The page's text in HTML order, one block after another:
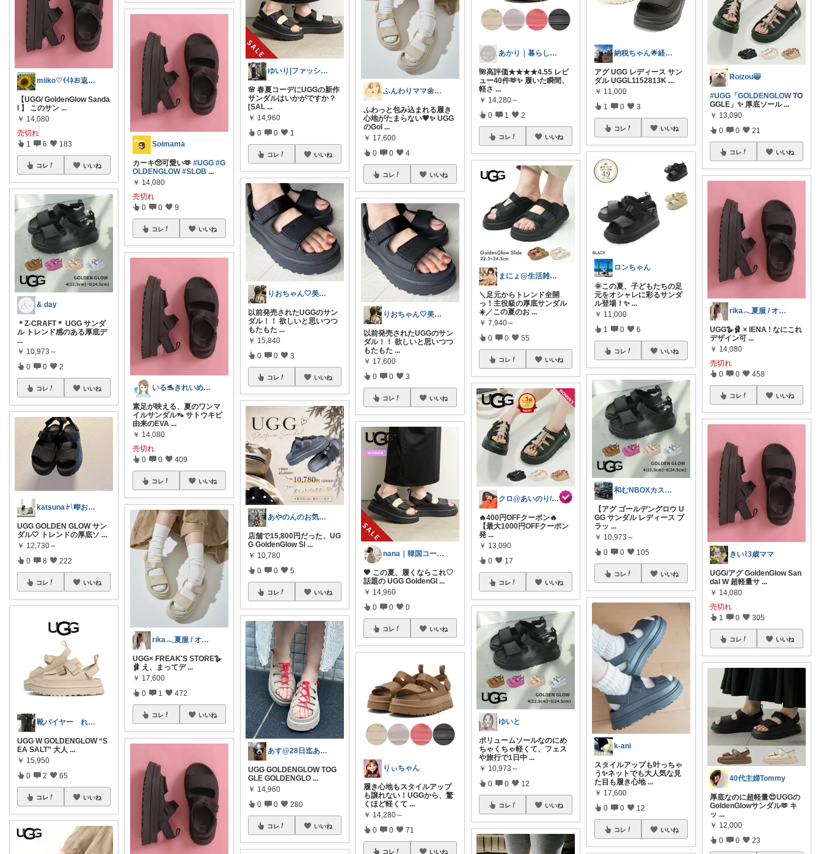
miiko♡ｲｲﾈお返し遅れ気味です🙏
【UGG/ GoldenGlow Sanda
l 】 このサン ...
￥ 14,080
売切れ
1 6 183
コレ いいね
& day
＊Z-CRAFT＊ UGG サンダ
ル トレンド感のある厚底デ
...
￥ 10,973～
0 0 2
コレ いいね
katsuna𓍯🎼お返事遅れます🐢
UGG GOLDEN GLOW サン
ダル🤍 トレンドの厚底ソ ...
￥ 12,730～
0 8 222
コレ いいね
靴バイヤー れるま
UGG W GOLDENGLOW “S
EA SALT” 大人 ...
￥ 15,950
0 2 65
コレ いいね
Soimama
カーキ🥺可愛い🫶#UGG #G
OLDENGLOW #SLOB ...
￥ 14,080
売切れ
0 0 9
コレ いいね
いる🐬きれいめカジュアル👗
素足が映える、夏のワンマ
イルサンダル👡 サトウキビ
由来のEVA ...
￥ 14,080
売切れ
0 0 409
コレ いいね
rika𓂃夏服 / オリ写𓍼
UGG× FREAK'S STORE🪿
🩰 え、まってデ ...
￥ 17,600
0 1 472
コレ いいね
ゆいり|ファッション👗
🌸 春夏コーデにUGGの新作
サンダルはいかがですか？
[SAL ...
￥ 14,960
0 0 1
コレ いいね
りおちゃん🤍美容/子育て/暮らし
以前発売されたUGGのサン
ダル！！ 欲しいと思いつつ
もたもた ...
￥ 15,840
0 0 3
コレ いいね
あやのんのお気に入り
店舗で15,800円だった、UG
G GoldenGlow Sl ...
￥ 10,780
0 0 5
コレ いいね
あす@28日迄ありがとうございます🙇‍
UGG GOLDENGLOW TOG
GLE GOLDENGLO ...
￥ 14,960
0 0 280
コレ いいね
ふんわりママ🌼0歳児ベビー👶🏻
ふわっと包み込まれる履き
心地がたまらない🤎✨ UGG
のGol ...
￥ 17,600
0 0 4
コレ いいね
りおちゃん🤍美容/子育て/暮らし
以前発売されたUGGのサン
ダル！！ 欲しいと思いつつ
もたもた ...
￥ 17,600
0 0 3
コレ いいね
nana｜韓国コーデROOM🤍
🤎 この夏、履くならこれ♡
話題の UGG GoldenGl ...
￥ 14,960
0 0 0
コレ いいね
りぃちゃん
履き心地もスタイルアップ
も譲れない！UGGから、驚
くほど軽くて ...
￥ 14,280～
0 0 71
コレ いいね
あかり｜暮らしの良品🧺✨
🌺高評価★★★★4.55 レビ
ュー40件🫶✨ 履いた瞬間、
軽さ ...
￥ 14,280～
0 1 2
コレ いいね
まにょ@生活雑貨コスメ・ファッション
＼足元からトレンド全開
っ！主役級の厚底サンダル
☀️／この夏のお ...
￥ 7,940～
0 0 55
コレ いいね
クロ@あいのり/161cm 着痩せ命
🔥400円OFFクーポン🔥
【最大1000円OFFクーポン
発 ...
￥ 13,090
0 17
コレ いいね
ゆいと
ボリュームソールなのにめ
ちゃくちゃ軽くて、フェス
や旅行で1日中 ...
￥ 10,973～
0 0 12
コレ いいね
納税ちゃん🌟経由購入★
アグ UGG レディース サン
ダル UGGL1152813K...
￥ 11,000
1 0 3
コレ いいね
ロンちゃん
🌞この夏、子どもたちの足
元をオシャレに彩るサンダ
ル登場！✨...
￥ 11,000
1 0 6
コレ いいね
和むNBOXカスタム👍上限中🙇
【アグ ゴールデングロウ U
GG サンダル レディース ブ
ラッ ...
￥ 10,973～
0 0 105
コレ いいね
k-ani
スタイルアップも叶っちゃ
う✨ネットでも大人気な見
た目も履き心地 ...
￥ 17,600
0 0 12
コレ いいね
Roizou😸
#UGG「GOLDENGLOWTO
GGLE」✨ 厚底ソール ...
￥ 13,090
0 0 21
コレ いいね
rika𓂃夏服 / オリ写𓍼
UGG🪿🩰 × IENA ! なにこれ
デザイン可 ...
￥ 14,080
売切れ
0 0 458
コレ いいね
きい⌇3歳ママ
UGG/アグ GoldenGlow San
dal W 超軽量サ ...
￥ 14,080
売切れ
1 0 305
コレ いいね
40代主婦Tommy
厚底なのに超軽量😍UGGの
GoldenGlowサンダル🫶 キ
ッ ...
￥ 12,000
0 0 23